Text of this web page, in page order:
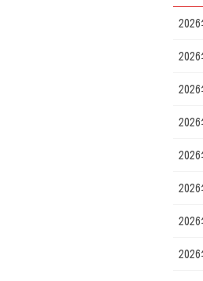
2026
2026
2026
2026
2026
2026
2026
2026